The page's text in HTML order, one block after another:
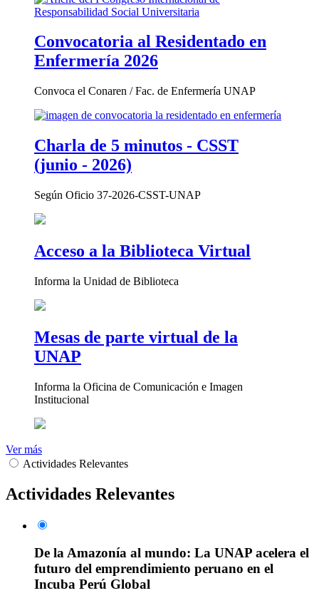
Convocatoria al Residentado en
Enfermería 2026
Convoca el Conaren / Fac. de Enfermería UNAP
Charla de 5 minutos - CSST
(junio - 2026)
Según Oficio 37-2026-CSST-UNAP
Acceso a la Biblioteca Virtual
Informa la Unidad de Biblioteca
Mesas de parte virtual de la
UNAP
Informa la Oficina de Comunicación e Imagen
Institucional
Ver más
Actividades Relevantes
Actividades Relevantes
De la Amazonía al mundo: La UNAP acelera el
futuro del emprendimiento peruano en el
Incuba Perú Global